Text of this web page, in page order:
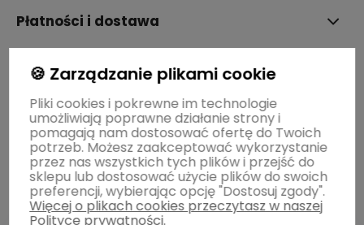
Płatności i dostawa
Informacje
O nas
🍪 Zarządzanie plikami cookie
Pliki cookies i pokrewne im technologie
umożliwiają poprawne działanie strony i
pomagają nam dostosować ofertę do Twoich
potrzeb. Możesz zaakceptować wykorzystanie
przez nas wszystkich tych plików i przejść do
sklepu lub dostosować użycie plików do swoich
preferencji, wybierając opcję "Dostosuj zgody".
Więcej o plikach cookies przeczytasz w naszej
Polityce prywatności.